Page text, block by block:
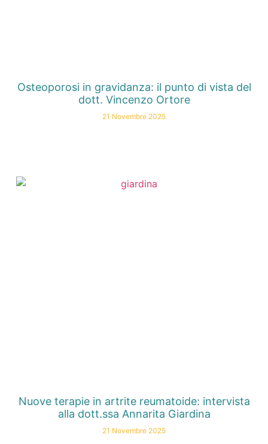
Osteoporosi in gravidanza: il punto di vista del
dott. Vincenzo Ortore
21 Novembre 2025
Nuove terapie in artrite reumatoide: intervista
alla dott.ssa Annarita Giardina
21 Novembre 2025